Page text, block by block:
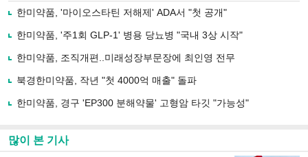
로
기
사
유
기
한미약품, '마이오스타틴 저해제' ADA서 "첫 공개"
한미약품, '주1회 GLP-1' 병용 당뇨병 "국내 3상 시작"
한미약품, 조직개편..미래성장부문장에 최인영 전무
북경한미약품, 작년 "첫 4000억 매출" 돌파
한미약품, 경구 'EP300 분해약물' 고형암 타깃 "가능성"
많이 본 기사